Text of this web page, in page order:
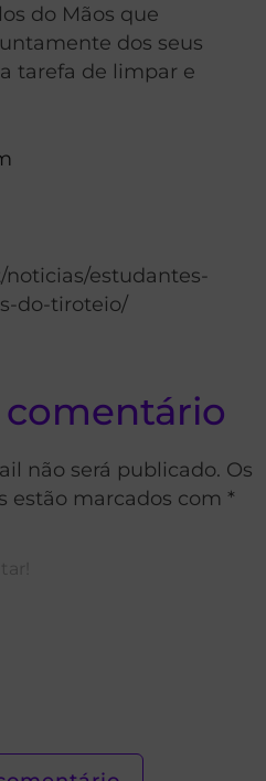
do Mãos que
dos seus
tarefa de limpar e
estudantes-
do-tiroteio/
comentário
não será publicado. Os
estão marcados com *